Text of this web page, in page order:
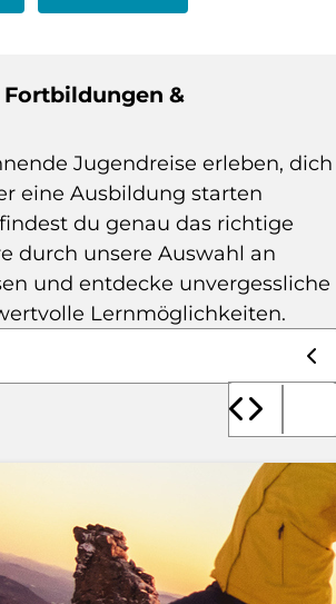
&
Jugendreise erleben, dich
eine Ausbildung starten
du genau das richtige
durch unsere Auswahl an
und entdecke unvergessliche
Lernmöglichkeiten.